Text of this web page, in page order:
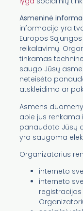
Asmeninė
informacija yra
Europos
reikalavimų.
tinkamas
saugo Jūsų
neteisėto
atskleidimo ar
Asmens
apie jus renkama
panaudota Jūsų
yra saugoma
Organizatorius
interneto
interneto